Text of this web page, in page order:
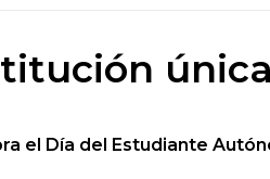
el Día del Estudiante